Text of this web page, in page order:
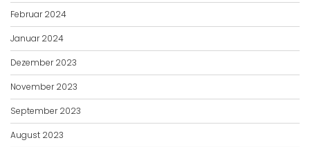
Februar 2024
Januar 2024
Dezember 2023
November 2023
September 2023
August 2023